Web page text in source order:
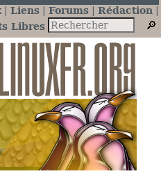
Liens Forums
Rédaction
Libres